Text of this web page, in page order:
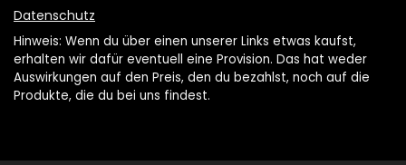
Datenschutz
Hinweis: Wenn du über einen unserer Links etwas kaufst,
erhalten wir dafür eventuell eine Provision. Das hat weder
Auswirkungen auf den Preis, den du bezahlst, noch auf die
Produkte, die du bei uns findest.